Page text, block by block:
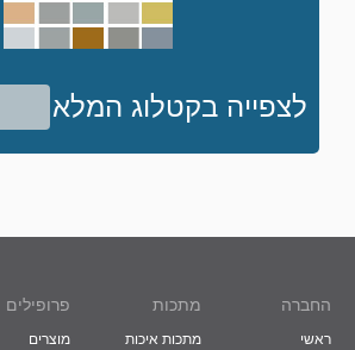
לצפייה בקטלוג המלא
החברה
ראשי
מתכות
מתכות איכות
פרופילים
מוצרים